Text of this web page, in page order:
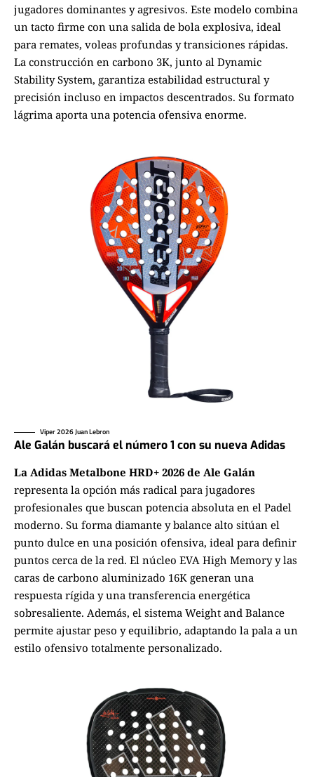
jugadores dominantes y agresivos. Este modelo combina
un tacto firme con una salida de bola explosiva, ideal
para remates, voleas profundas y transiciones rápidas.
La construcción en carbono 3K, junto al Dynamic
Stability System, garantiza estabilidad estructural y
precisión incluso en impactos descentrados. Su formato
lágrima aporta una potencia ofensiva enorme.
Viper 2026 Juan Lebron
Ale Galán buscará el número 1 con su nueva Adidas
La Adidas Metalbone HRD+ 2026 de Ale Galán
representa la opción más radical para jugadores
profesionales que buscan potencia absoluta en el Padel
moderno. Su forma diamante y balance alto sitúan el
punto dulce en una posición ofensiva, ideal para definir
puntos cerca de la red. El núcleo EVA High Memory y las
caras de carbono aluminizado 16K generan una
respuesta rígida y una transferencia energética
sobresaliente. Además, el sistema Weight and Balance
permite ajustar peso y equilibrio, adaptando la pala a un
estilo ofensivo totalmente personalizado.